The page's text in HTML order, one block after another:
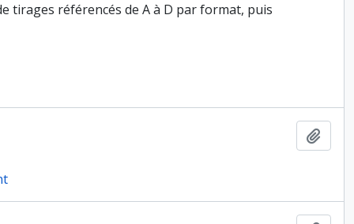
tirages référencés de A à D par format, puis